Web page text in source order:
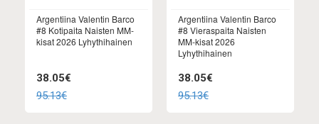
Argentiina Valentin Barco
#8 Kotipaita Naisten MM-
kisat 2026 Lyhythihainen
38.05€
95.13€
Argentiina Valentin Barco
#8 Vieraspaita Naisten
MM-kisat 2026
Lyhythihainen
38.05€
95.13€